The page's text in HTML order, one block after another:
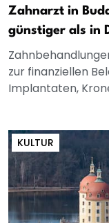
Zahnarzt in
günstiger als in
zur finanziellen
Implantaten,
KULTUR